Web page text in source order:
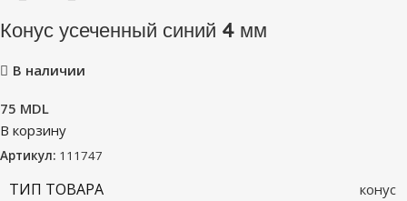
Конус усеченный синий 4 мм
В наличии
75 MDL
В корзину
Артикул: 111747
ТИП ТОВАРА конус